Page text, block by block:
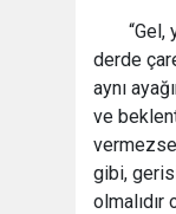
derde
aynı
ve
gibi,
olmalıdır